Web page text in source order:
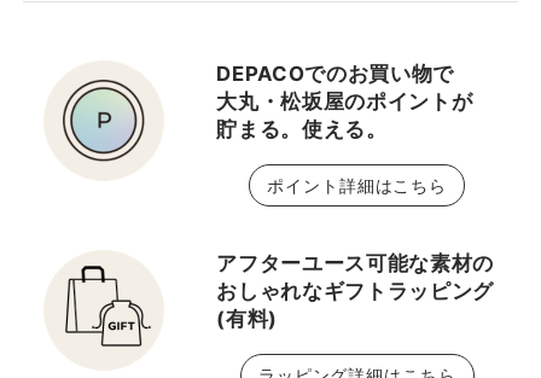
DEPACOでのお買い物で
大丸・松坂屋のポイントが
貯まる。使える。
ポイント詳細はこちら
アフターユース可能な素材の
おしゃれなギフトラッピング
(有料)